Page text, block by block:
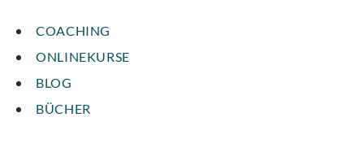
COACHING
ONLINEKURSE
BLOG
BÜCHER